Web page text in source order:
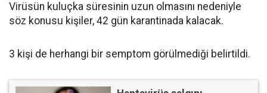
Virüsün kuluçka süresinin uzun olmasını nedeniyle
söz konusu kişiler, 42 gün karantinada kalacak.
3 kişi de herhangi bir semptom görülmediği belirtildi.